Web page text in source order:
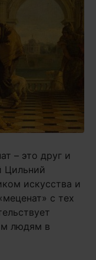
– это друг и
Цильний
искусства и
с тех
людям в